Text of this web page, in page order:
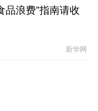
品浪费”指南请收
新华网